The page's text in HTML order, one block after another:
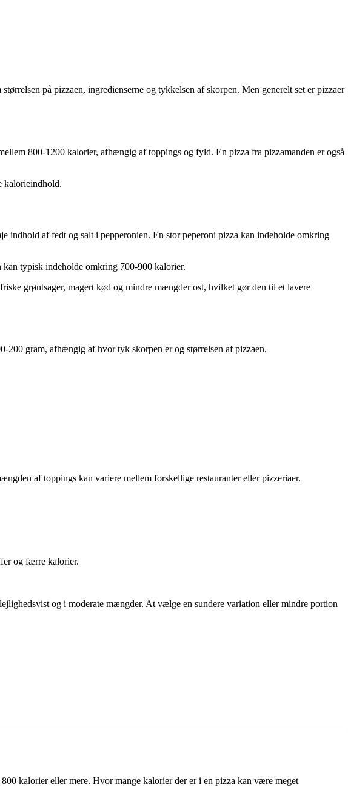
på pizzaen, ingredienserne og tykkelsen af skorpen. Men generelt set er pizzaer
800-1200 kalorier, afhængig af toppings og fyld. En pizza fra pizzamanden er også
kalorieindhold.
indhold af fedt og salt i pepperonien. En stor peperoni pizza kan indeholde omkring
typisk indeholde omkring 700-900 kalorier.
grøntsager, magert kød og mindre mængder ost, hvilket gør den til et lavere
gram, afhængig af hvor tyk skorpen er og størrelsen af pizzaen.
af toppings kan variere mellem forskellige restauranter eller pizzeriaer.
og færre kalorier.
og i moderate mængder. At vælge en sundere variation eller mindre portion
kalorier eller mere. Hvor mange kalorier der er i en pizza kan være meget